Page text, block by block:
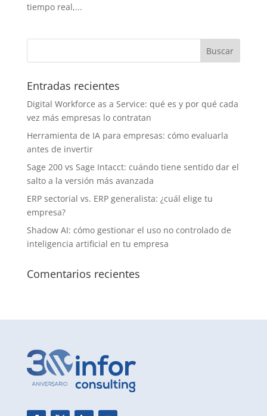
tiempo real,...
Entradas recientes
Digital Workforce as a Service: qué es y por qué cada
vez más empresas lo contratan
Herramienta de IA para empresas: cómo evaluarla
antes de invertir
Sage 200 vs Sage Intacct: cuándo tiene sentido dar el
salto a la versión más avanzada
ERP sectorial vs. ERP generalista: ¿cuál elige tu
empresa?
Shadow AI: cómo gestionar el uso no controlado de
inteligencia artificial en tu empresa
Comentarios recientes